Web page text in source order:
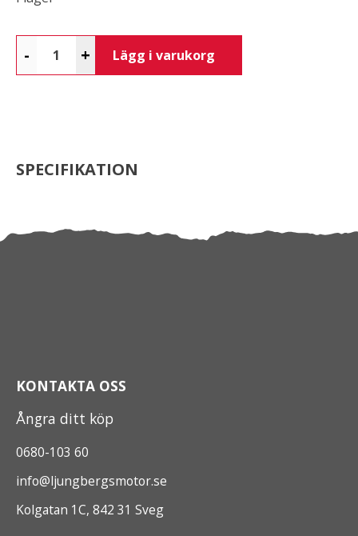
- + Lägg i varukorg
SPECIFIKATION
KONTAKTA OSS
Ångra ditt köp
0680-103 60
info@ljungbergsmotor.se
Kolgatan 1C, 842 31 Sveg